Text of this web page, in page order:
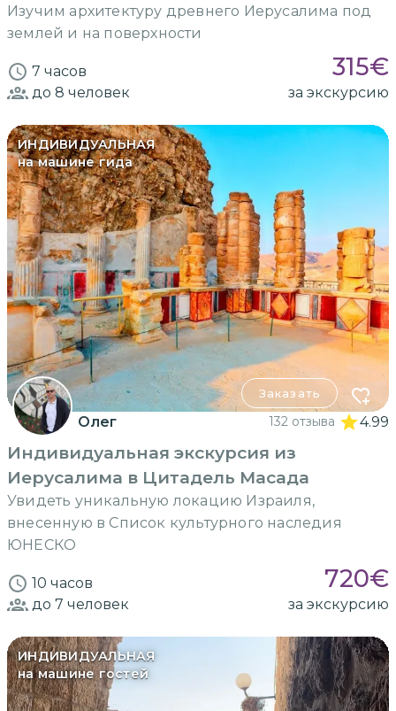
Изучим архитектуру древнего Иерусалима под
землей и на поверхности
7 часов 315€
до 8 человек за экскурсию
ИНДИВИДУАЛЬНАЯ
на машине гида
Заказать
Олег 132 отзыва 4.99
Индивидуальная экскурсия из
Иерусалима в Цитадель Масада
Увидеть уникальную локацию Израиля,
внесенную в Список культурного наследия
ЮНЕСКО
10 часов 720€
до 7 человек за экскурсию
ИНДИВИДУАЛЬНАЯ
на машине гостей